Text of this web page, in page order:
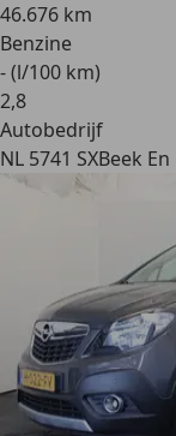
46.676 km
Benzine
- (l/100 km)
2,8
Autobedrijf
NL 5741 SXBeek